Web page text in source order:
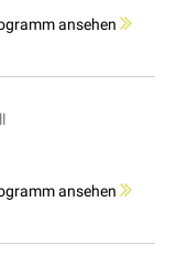
ansehen
ansehen